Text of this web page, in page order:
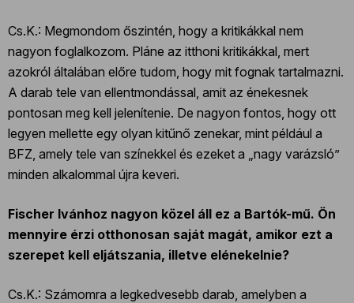
Cs.K.: Megmondom őszintén, hogy a kritikákkal nem
nagyon foglalkozom. Pláne az itthoni kritikákkal, mert
azokról általában előre tudom, hogy mit fognak tartalmazni.
A darab tele van ellentmondással, amit az énekesnek
pontosan meg kell jelenítenie. De nagyon fontos, hogy ott
legyen mellette egy olyan kitűnő zenekar, mint például a
BFZ, amely tele van színekkel és ezeket a „nagy varázsló”
minden alkalommal újra keveri.
Fischer Ivánhoz nagyon közel áll ez a Bartók-mű. Ön
mennyire érzi otthonosan saját magát, amikor ezt a
szerepet kell eljátszania, illetve elénekelnie?
Cs.K.: Számomra a legkedvesebb darab, amelyben a